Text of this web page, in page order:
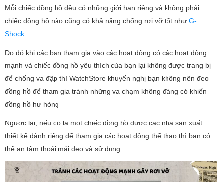
Mỗi chiếc đồng hồ đều có những giới hạn riêng và không phải
chiếc đồng hồ nào cũng có khả năng chống rơi vỡ tốt như G-
Shock
Do đó khi các bạn tham gia vào các hoạt động có các hoạt động
mạnh và chiếc đồng hồ yêu thích của bạn lại không được trang bị
để chống va đập thì WatchStore khuyến nghị bạn không nên đeo
đồng hồ để tham gia tránh những va chạm không đáng có khiến
đồng hồ hư hỏng
Ngược lại, nếu đó là một chiếc đồng hồ được các nhà sản xuất
thiết kế dành riêng để tham gia các hoạt động thể thao thì bạn có
thể an tâm thoải mái đeo và sử dụng.